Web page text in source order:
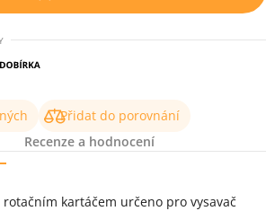
Přidat do porovnání
Recenze a hodnocení
kartáčem určeno pro vysavač